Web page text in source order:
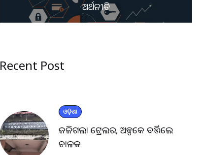
ଅର୍ଥନୀତି
Recent Post
ଓଡ଼ିଶା
ଜଳିଗଲା ଟ୍ରେଲର, ଅଳ୍ପକେ ବର୍ତ୍ତିଲେ
ଚାଳକ